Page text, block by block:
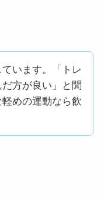
います。「トレ
方が良い」と聞
めの運動なら飲